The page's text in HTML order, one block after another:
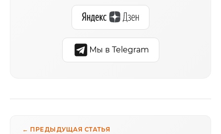
Мы в Telegram
← ПРЕДЫДУЩАЯ СТАТЬЯ